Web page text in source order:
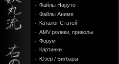
Файлы Наруто
Файлы Аниме
Каталог Статей
AMV ролики, приколы
Форум
Картинки
Юзер / Бигбары